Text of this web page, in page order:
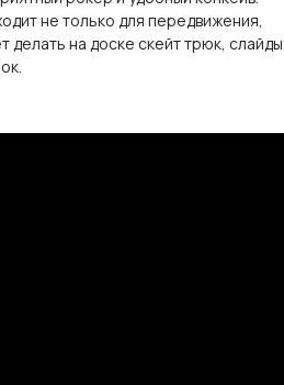
не только для передвижения,
делать на доске скейт трюк, слайды